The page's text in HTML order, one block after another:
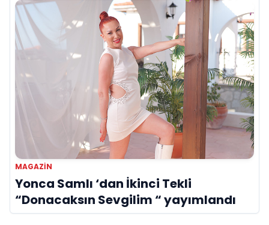
MAGAZIN
Yonca Samlı ‘dan İkinci Tekli
“Donacaksın Sevgilim “ yayımlandı